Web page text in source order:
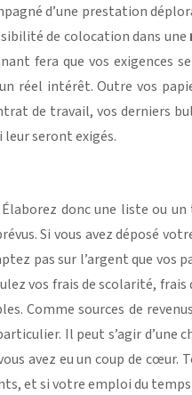
d’une prestation
de colocation dans une
fera que vos
réel intérêt. Outre vos
de travail, vos derniers
seront exigés.
donc une liste ou
Si vous avez déposé
pas sur l’argent que vos
vos frais de scolarité,
Comme sources de
Il peut s’agir d’une
avez eu un coup de
et si votre emploi du